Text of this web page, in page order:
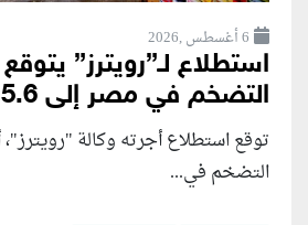
6 أغسطس ,2026
استطلاع لـ”رويترز”
التضخم في مصر إلى 15.6%...
توقع استطلاع أجرته وكالة
التضخم في...